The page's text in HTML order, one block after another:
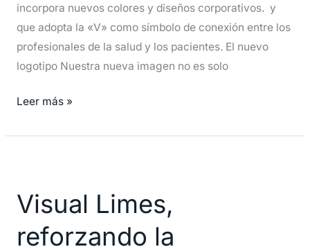
incorpora nuevos colores y diseños corporativos. y
que adopta la «V» como símbolo de conexión entre los
profesionales de la salud y los pacientes. El nuevo
logotipo Nuestra nueva imagen no es solo
Leer más »
Visual Limes,
reforzando la
reforzando
Excelencia